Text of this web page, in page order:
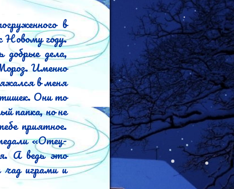
в
Новому году.
дела,
Именно
в меня
Они то
папка, но не
приятное.
«Отец-
А ведь это
чад играми и